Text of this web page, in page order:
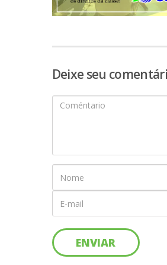
Deixe seu